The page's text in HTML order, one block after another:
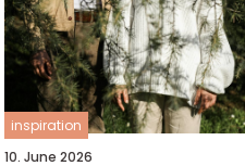
inspiration
10. June 2026